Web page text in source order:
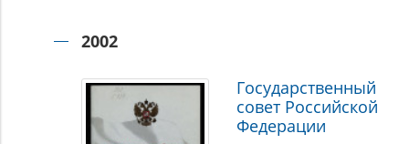
2002
Государственный
совет Российской
Федерации